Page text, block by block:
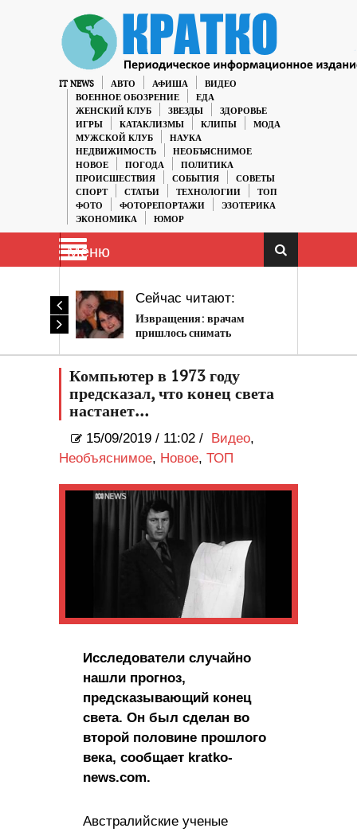
IT NEWS АВТО АФИША
ВИДЕО
ВОЕННОЕ ОБОЗРЕНИЕ
ЕДА
ЖЕНСКИЙ КЛУБ
ЗВЕЗДЫ
ЗДОРОВЬЕ
ИГРЫ
КАТАКЛИЗМЫ КЛИПЫ
МОДА
МУЖСКОЙ КЛУБ
НАУКА
НЕДВИЖИМОСТЬ
НЕОБЪЯСНИМОЕ
НОВОЕ
ПОГОДА
ПОЛИТИКА
ПРОИСШЕСТВИЯ
СОБЫТИЯ
СОВЕТЫ
СПОРТ
СТАТЬИ ТЕХНОЛОГИИ
ТОП
ФОТО
ФОТОРЕПОРТАЖИ
ЭЗОТЕРИКА
ЭКОНОМИКА
ЮМОР
Меню
Сейчас читают:
Извращения: врачам
пришлось снимать
экстремальной секс-игры
(18+)
Компьютер в 1973 году
предсказал, что конец света
настанет…
15/09/2019 / 11:02 / Видео,
Необъяснимое, Новое, ТОП
Исследователи случайно
нашли прогноз,
предсказывающий конец
света. Он был сделан во
второй половине прошлого
века, сообщает kratko-
news.com.
Австралийские ученые